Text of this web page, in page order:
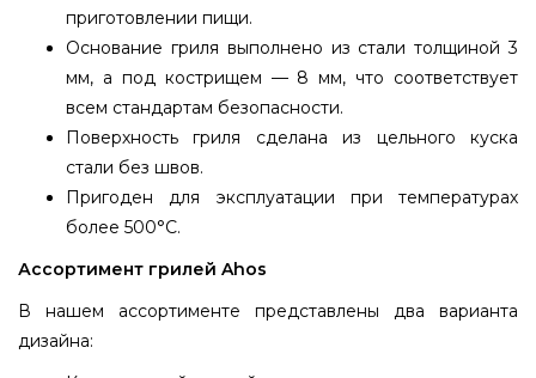
приготовлении пищи.
Основание гриля выполнено из стали толщиной 3
мм, а под кострищем — 8 мм, что соответствует
всем стандартам безопасности.
Поверхность гриля сделана из цельного куска
стали без швов.
Пригоден для эксплуатации при температурах
более 500°C.
Ассортимент грилей Ahos
В нашем ассортименте представлены два варианта
дизайна: